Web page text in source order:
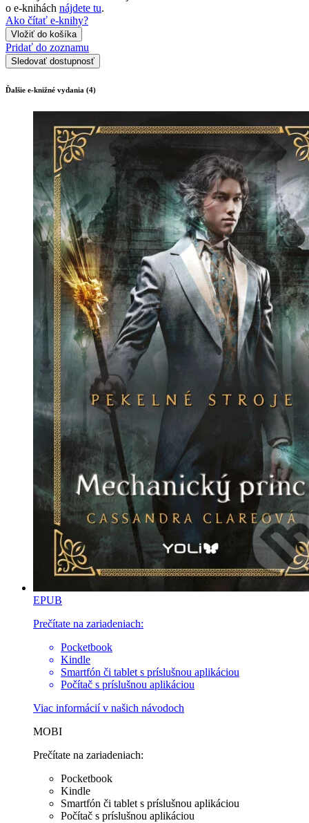
o e-knihách nájdete tu.
Ako čítať e-knihy?
Vložiť do košíka
Pridať do zoznamu
Sledovať dostupnosť
Ďalšie e-knižné vydania (4)
EPUB
Prečítate na zariadeniach:
Pocketbook
Kindle
Smartfón či tablet s príslušnou aplikáciou
Počítač s príslušnou aplikáciou
Viac informácií v našich návodoch
MOBI
Prečítate na zariadeniach:
Pocketbook
Kindle
Smartfón či tablet s príslušnou aplikáciou
Počítač s príslušnou aplikáciou